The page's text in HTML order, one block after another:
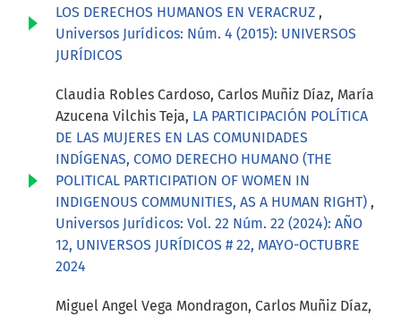
LOS DERECHOS HUMANOS EN VERACRUZ ,
Universos Jurídicos: Núm. 4 (2015): UNIVERSOS
JURÍDICOS
Claudia Robles Cardoso, Carlos Muñiz Díaz, María
Azucena Vilchis Teja, LA PARTICIPACIÓN POLÍTICA
DE LAS MUJERES EN LAS COMUNIDADES
INDÍGENAS, COMO DERECHO HUMANO (THE
POLITICAL PARTICIPATION OF WOMEN IN
INDIGENOUS COMMUNITIES, AS A HUMAN RIGHT) ,
Universos Jurídicos: Vol. 22 Núm. 22 (2024): AÑO
12, UNIVERSOS JURÍDICOS # 22, MAYO-OCTUBRE
2024
Miguel Angel Vega Mondragon, Carlos Muñiz Díaz,